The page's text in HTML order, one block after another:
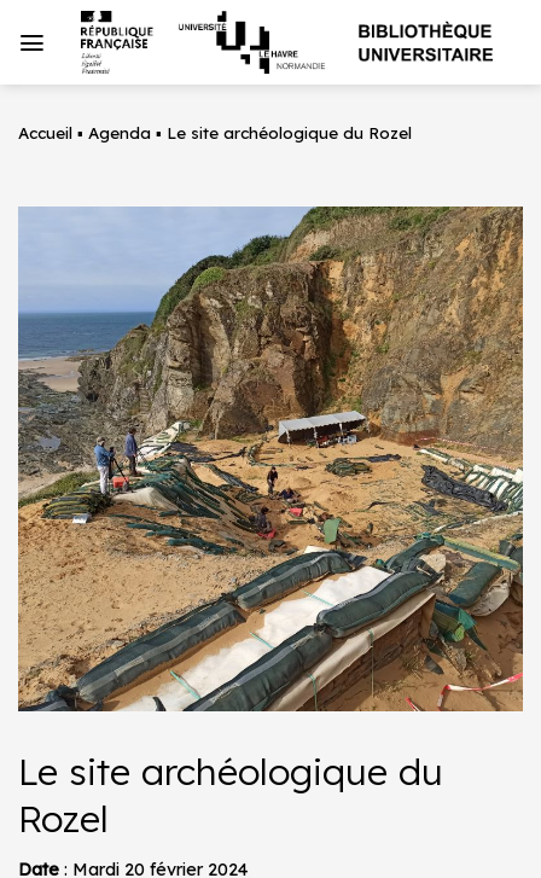
au
Accueil ▪ Agenda ▪ Le site archéologique du Rozel
Le site archéologique du
Rozel
Date : Mardi 20 février 2024